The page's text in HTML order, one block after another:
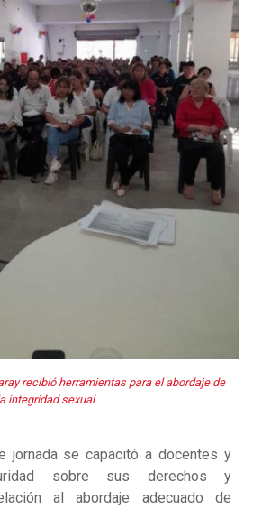
recibió herramientas para el abordaje de
integridad sexual
jornada se capacitó a docentes y
sobre sus derechos y
al abordaje adecuado de